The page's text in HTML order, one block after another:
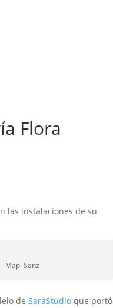
Flora
las instalaciones de su
Mapi Sanz
deSaraStudio que portó